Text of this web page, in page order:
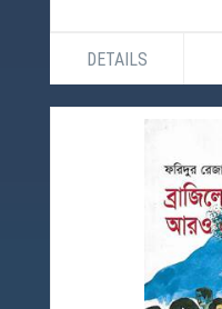
DETAILS